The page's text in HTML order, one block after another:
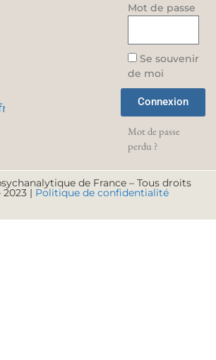
Mot de passe
Se souvenir
de moi
Connexion
Mot de passe
perdu ?
de France – Tous droits
| Politique de confidentialité